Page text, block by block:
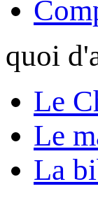
quoi
Le
Le
La